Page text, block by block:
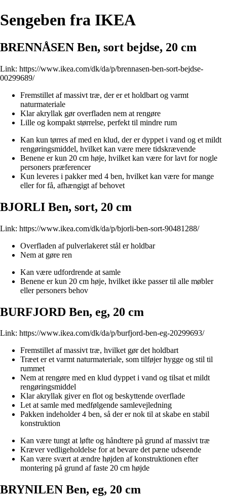
Sengeben fra IKEA
BRENNÅSEN Ben, sort bejdse, 20 cm
Link: https://www.ikea.com/dk/da/p/brennasen-ben-sort-bejdse-
00299689/
Fremstillet af massivt træ, der er et holdbart og varmt
naturmateriale
Klar akryllak gør overfladen nem at rengøre
Lille og kompakt størrelse, perfekt til mindre rum
Kan kun tørres af med en klud, der er dyppet i vand og et mildt
rengøringsmiddel, hvilket kan være mere tidskrævende
Benene er kun 20 cm høje, hvilket kan være for lavt for nogle
personers præferencer
Kun leveres i pakker med 4 ben, hvilket kan være for mange
eller for få, afhængigt af behovet
BJORLI Ben, sort, 20 cm
Link: https://www.ikea.com/dk/da/p/bjorli-ben-sort-90481288/
Overfladen af pulverlakeret stål er holdbar
Nem at gøre ren
Kan være udfordrende at samle
Benene er kun 20 cm høje, hvilket ikke passer til alle møbler
eller personers behov
BURFJORD Ben, eg, 20 cm
Link: https://www.ikea.com/dk/da/p/burfjord-ben-eg-20299693/
Fremstillet af massivt træ, hvilket gør det holdbart
Træet er et varmt naturmateriale, som tilføjer hygge og stil til
rummet
Nem at rengøre med en klud dyppet i vand og tilsat et mildt
rengøringsmiddel
Klar akryllak giver en flot og beskyttende overflade
Let at samle med medfølgende samlevejledning
Pakken indeholder 4 ben, så der er nok til at skabe en stabil
konstruktion
Kan være tungt at løfte og håndtere på grund af massivt træ
Kræver vedligeholdelse for at bevare det pæne udseende
Kan være svært at ændre højden af konstruktionen efter
montering på grund af faste 20 cm højde
BRYNILEN Ben, eg, 20 cm